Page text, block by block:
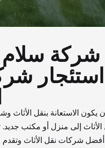
شركة سلام
استئجار
يكون الاستعانة بنقل الأثاث
الأثاث إلى منزل أو مكتب
شركات نقل الأثاث وتقدم